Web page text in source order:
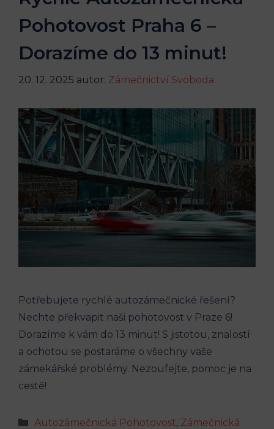
Pohotovost Praha 6 –
Dorazíme do 13 minut!
20. 12. 2025 autor: Zámečnictví Svoboda
Potřebujete rychlé autozámečnické řešení?
Nechte překvapit naši pohotovost v Praze 6!
Dorazíme k vám do 13 minut! S jistotou, znalostí
a ochotou se postaráme o všechny vaše
zámekářské problémy. Nezoufejte, pomoc je na
cestě!
Rubriky
Autozámečnická Pohotovost, Zámečnická